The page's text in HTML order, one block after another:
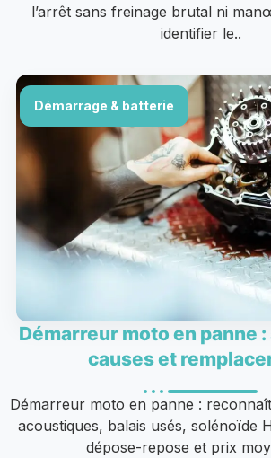
l’arrêt sans freinage brutal ni
identifier le..
Démarrage & batterie
Démarreur moto en panne
causes et
Démarreur moto en panne :
acoustiques, balais usés, solénoïde
dépose-repose et prix